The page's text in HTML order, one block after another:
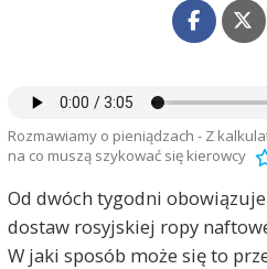
Rozmawiamy o pieniądzach - Z
na co muszą szykować się kierowcy
Od dwóch tygodni
dostaw rosyjskiej ropy
W jaki sposób może się to